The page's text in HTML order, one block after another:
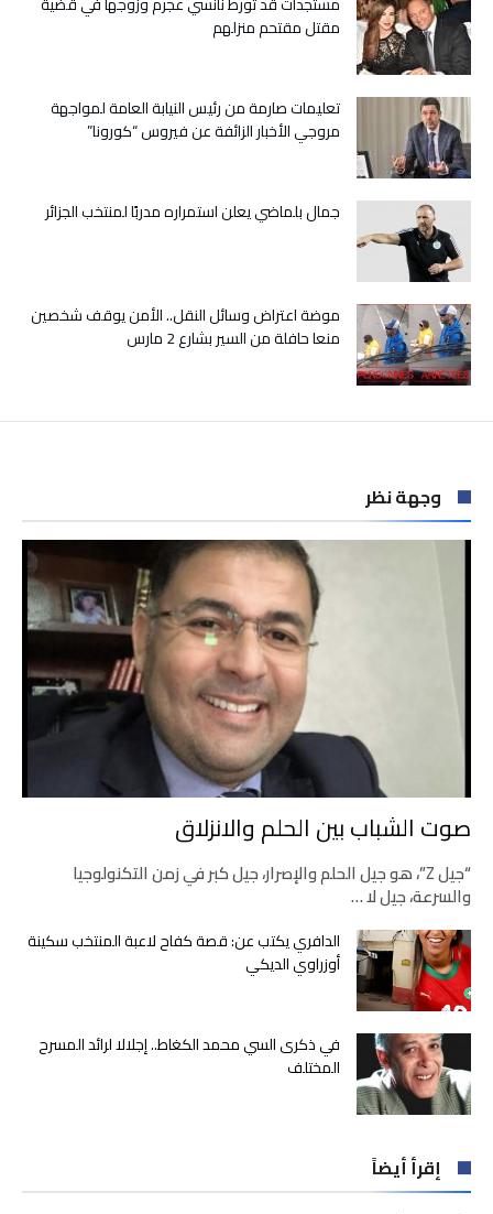
على
الغابونمقتل مقتحم منزلهم
تعليمات صارمة من رئيس النيابة العامة لمواجهة
مروجي الأخبار الزائفة عن فيروس “كورونا”
جمال بلماضي يعلن استمراره مدربًا لمنتخب الجزائر
موضة اعتراض وسائل النقل.. الأمن يوقف شخصين
منعا حافلة من السير بشارع 2 مارس
وجهة نظر
صوت الشباب بين الحلم والانزلاق
“جيل Z”، هو جيل الحلم والإصرار، جيل كبر في زمن التكنولوجيا
والسرعة، جيل لا …
الدافري يكتب عن: قصة كفاح لاعبة المنتخب سكينة
أوزراوي الديكي
في ذكرى السي محمد الكغاط.. إجلالا لرائد المسرح
المختلف
إقرأ أيضاً